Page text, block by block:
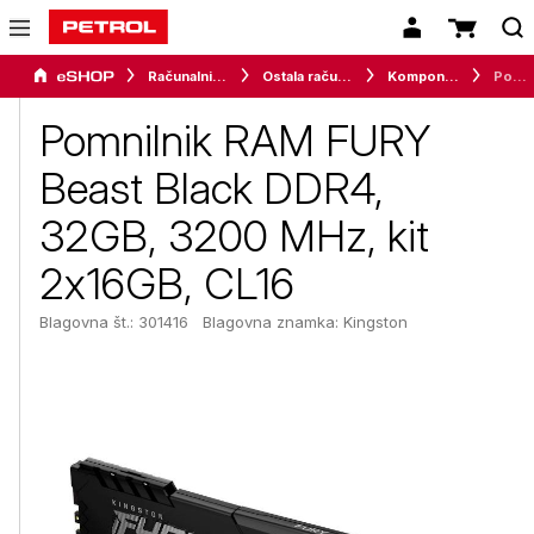
Računalništvo Ostala računalniška oprema Komponente
Pomnilnik RAM FURY
Beast Black DDR4,
32GB, 3200 MHz, kit
2x16GB, CL16
Blagovna št.: 301416 Blagovna znamka: Kingston